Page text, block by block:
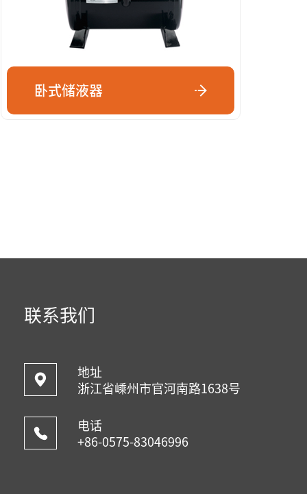
卧式储液器
联系我们
地址
浙江省嵊州市官河南路1638号
电话
+86-0575-83046996